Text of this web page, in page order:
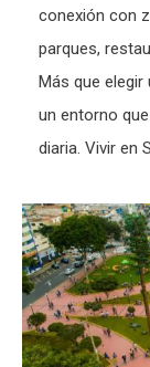
conexión con
parques,
Más que
un entorno
diaria. Vivir en